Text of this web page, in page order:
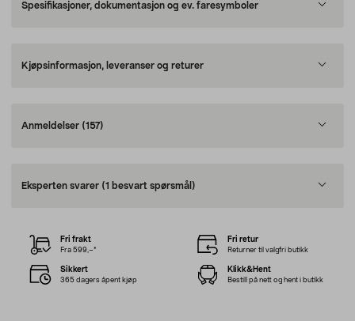
Spesifikasjoner, dokumentasjon og ev. faresymboler
Kjøpsinformasjon, leveranser og returer
Anmeldelser (157)
Eksperten svarer (1 besvart spørsmål)
Fri frakt
Fra 599,–*
Fri retur
Returner til valgfri butikk
Sikkert
365 dagers åpent kjøp
Klikk&Hent
Bestill på nett og hent i butikk